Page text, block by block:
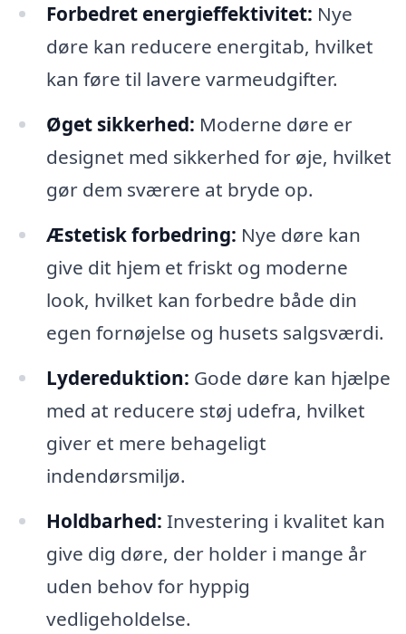
Forbedret energieffektivitet: Nye
døre kan reducere energitab, hvilket
kan føre til lavere varmeudgifter.
Øget sikkerhed: Moderne døre er
designet med sikkerhed for øje, hvilket
gør dem sværere at bryde op.
Æstetisk forbedring: Nye døre kan
give dit hjem et friskt og moderne
look, hvilket kan forbedre både din
egen fornøjelse og husets salgsværdi.
Lydereduktion: Gode døre kan hjælpe
med at reducere støj udefra, hvilket
giver et mere behageligt
indendørsmiljø.
Holdbarhed: Investering i kvalitet kan
give dig døre, der holder i mange år
uden behov for hyppig
vedligeholdelse.